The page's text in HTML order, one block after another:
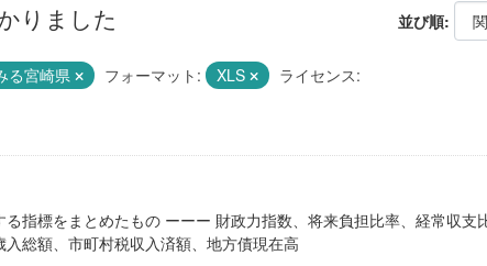
並び順
りました
る宮崎県 フォーマット: XLS
ライセンス:
指標をまとめたもの ーーー 財政力指数、将来負担比率、経常収支
総額、市町村税収入済額、地方債現在高